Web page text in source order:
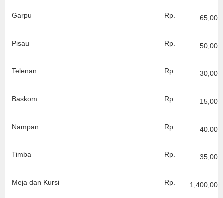
Garpu Rp. 65,000
Pisau Rp. 50,000
Telenan Rp. 30,000
Baskom Rp. 15,000
Nampan Rp. 40,000
Timba Rp. 35,000
Meja dan Kursi Rp. 1,400,000